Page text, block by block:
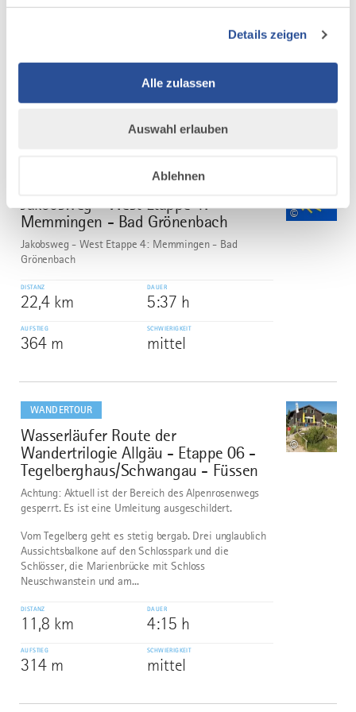
Details zeigen
Alle zulassen
Auswahl erlauben
Ablehnen
Jakobsweg - West Etappe 4:
Memmingen - Bad Grönenbach
©
Jakobsweg - West Etappe 4: Memmingen - Bad
Grönenbach
DISTANZ
22,4 km
DAUER
5:37 h
AUFSTIEG
364 m
SCHWIERIGKEIT
mittel
WANDERTOUR
6
Wasserläufer Route der
Wandertrilogie Allgäu - Etappe 06 -
Tegelberghaus/Schwangau - Füssen
©
Achtung: Aktuell ist der Bereich des Alpenrosenwegs
gesperrt. Es ist eine Umleitung ausgeschildert.
Vom Tegelberg geht es stetig bergab. Drei unglaublich
Aussichtsbalkone auf den Schlosspark und die
Schlösser, die Marienbrücke mit Schloss
Neuschwanstein und am...
DISTANZ
11,8 km
DAUER
4:15 h
AUFSTIEG
314 m
SCHWIERIGKEIT
mittel
dazu